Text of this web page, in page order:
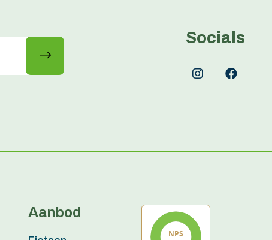
Socials
Aanbod